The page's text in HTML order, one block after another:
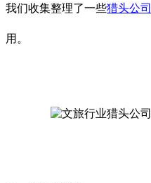
我们收集整理了一些猎头公司
用。